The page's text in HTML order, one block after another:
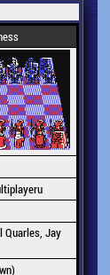
Quarles, Jay